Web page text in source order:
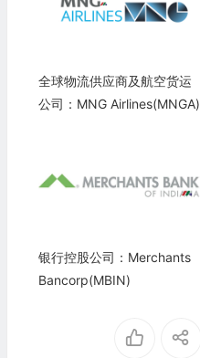
全球物流供应商及航空货运
公司：MNG Airlines(MNGA)
银行控股公司：Merchants
Bancorp(MBIN)